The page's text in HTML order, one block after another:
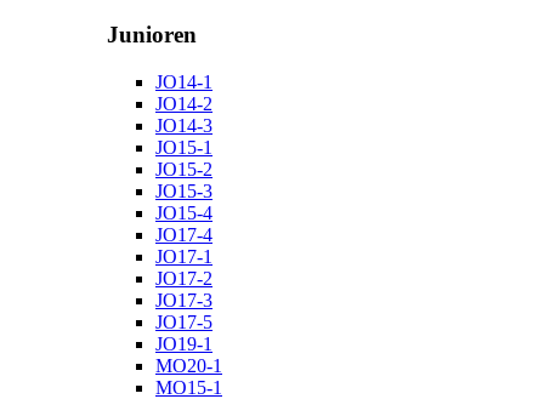
Junioren
JO14-1
JO14-2
JO14-3
JO15-1
JO15-2
JO15-3
JO15-4
JO17-4
JO17-1
JO17-2
JO17-3
JO17-5
JO19-1
MO20-1
MO15-1